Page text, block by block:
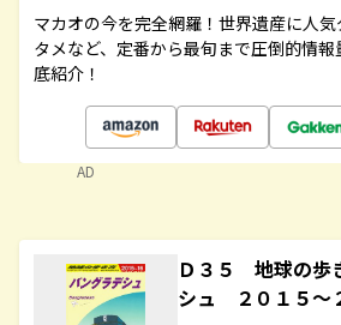
マカオの今を完全網羅！世界遺産に人
タメなど、定番から最旬まで圧倒的情
底紹介！
AD
Ｄ３５ 地球の
シュ ２０１５～